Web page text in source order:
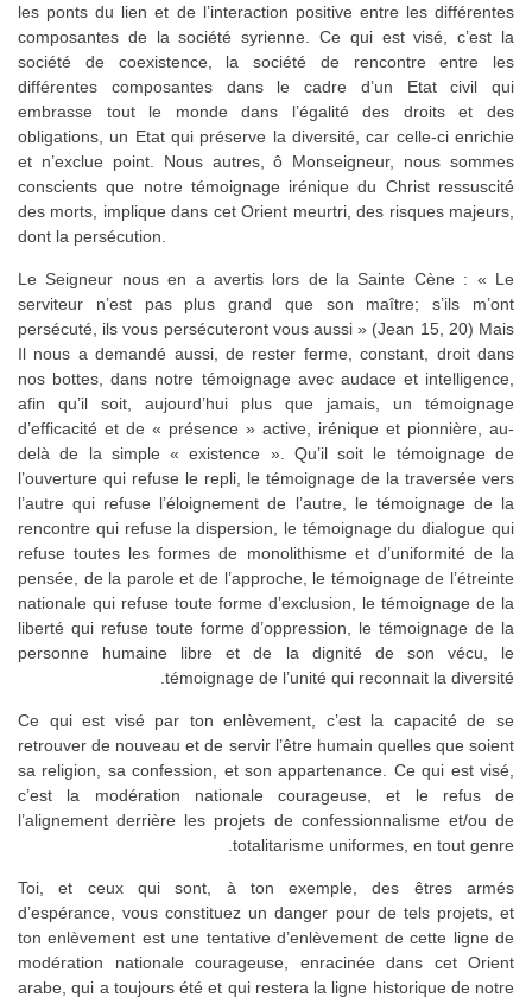
les ponts du lien et de l’interaction positive entre les différentes
composantes de la société syrienne. Ce qui est visé, c’est la
société de coexistence, la société de rencontre entre les
différentes composantes dans le cadre d’un Etat civil qui
embrasse tout le monde dans l’égalité des droits et des
obligations, un Etat qui préserve la diversité, car celle-ci enrichie
et n’exclue point. Nous autres, ô Monseigneur, nous sommes
conscients que notre témoignage irénique du Christ ressuscité
des morts, implique dans cet Orient meurtri, des risques majeurs,
dont la persécution.
Le Seigneur nous en a avertis lors de la Sainte Cène : « Le
serviteur n’est pas plus grand que son maître; s’ils m’ont
persécuté, ils vous persécuteront vous aussi » (Jean 15, 20) Mais
Il nous a demandé aussi, de rester ferme, constant, droit dans
nos bottes, dans notre témoignage avec audace et intelligence,
afin qu’il soit, aujourd’hui plus que jamais, un témoignage
d’efficacité et de « présence » active, irénique et pionnière, au-
delà de la simple « existence ». Qu’il soit le témoignage de
l’ouverture qui refuse le repli, le témoignage de la traversée vers
l’autre qui refuse l’éloignement de l’autre, le témoignage de la
rencontre qui refuse la dispersion, le témoignage du dialogue qui
refuse toutes les formes de monolithisme et d’uniformité de la
pensée, de la parole et de l’approche, le témoignage de l’étreinte
nationale qui refuse toute forme d’exclusion, le témoignage de la
liberté qui refuse toute forme d’oppression, le témoignage de la
personne humaine libre et de la dignité de son vécu, le
témoignage de l’unité qui reconnait la diversité.
Ce qui est visé par ton enlèvement, c’est la capacité de se
retrouver de nouveau et de servir l’être humain quelles que soient
sa religion, sa confession, et son appartenance. Ce qui est visé,
c’est la modération nationale courageuse, et le refus de
l’alignement derrière les projets de confessionnalisme et/ou de
totalitarisme uniformes, en tout genre.
Toi, et ceux qui sont, à ton exemple, des êtres armés
d’espérance, vous constituez un danger pour de tels projets, et
ton enlèvement est une tentative d’enlèvement de cette ligne de
modération nationale courageuse, enracinée dans cet Orient
arabe, qui a toujours été et qui restera la ligne historique de notre